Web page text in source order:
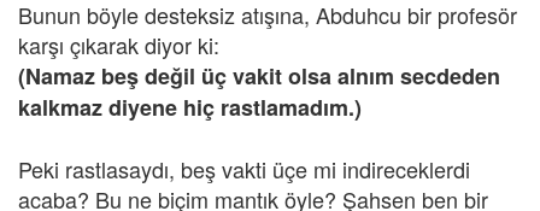
Bunun böyle desteksiz atışına, Abduhcu bir profesör
karşı çıkarak diyor ki:
(Namaz beş değil üç vakit olsa alnım secdeden
kalkmaz diyene hiç rastlamadım.)
Peki rastlasaydı, beş vakti üçe mi indireceklerdi
acaba? Bu ne biçim mantık öyle? Şahsen ben bir